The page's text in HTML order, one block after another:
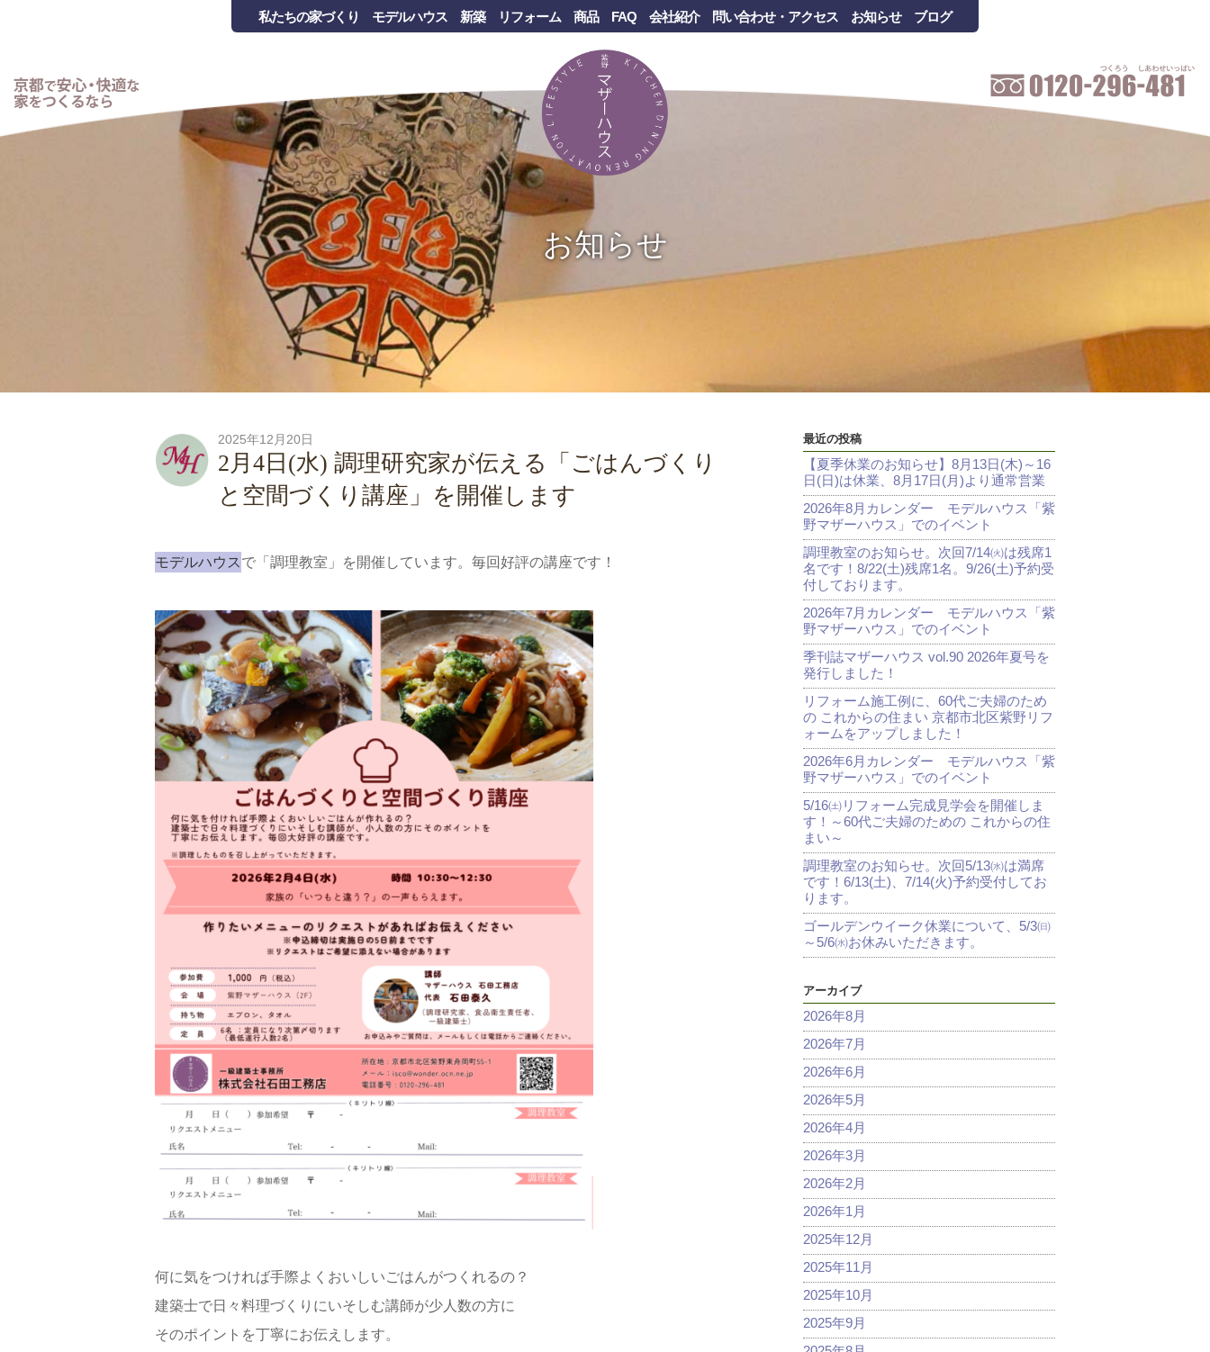
私たちの家づくり モデルハウス 新築 リフォーム 商品 FAQ 会社紹介 問い合わせ・アクセス お知らせ ブログ
お知らせ
2025年12月20日
2月4日(水) 調理研究家が伝える「ごはんづくり
と空間づくり講座」を開催します
モデルハウス で「調理教室」を開催しています。毎回好評の講座です！
何に気をつければ手際よくおいしいごはんがつくれるの？
建築士で日々料理づくりにいそしむ講師が少人数の方に
そのポイントを丁寧にお伝えします。
最近の投稿
【夏季休業のお知らせ】8月13日(木)～16
日(日)は休業、8月17日(月)より通常営業
2026年8月カレンダー モデルハウス「紫
野マザーハウス」でのイベント
調理教室のお知らせ。次回7/14㈫は残席1
名です！8/22(土)残席1名。9/26(土)予約受
付しております。
2026年7月カレンダー モデルハウス「紫
野マザーハウス」でのイベント
季刊誌マザーハウス vol.90 2026年夏号を
発行しました！
リフォーム施工例に、60代ご夫婦のため
の これからの住まい 京都市北区紫野リフ
ォームをアップしました！
2026年6月カレンダー モデルハウス「紫
野マザーハウス」でのイベント
5/16㈯リフォーム完成見学会を開催しま
す！～60代ご夫婦のための これからの住
まい～
調理教室のお知らせ。次回5/13㈬は満席
です！6/13(土)、7/14(火)予約受付してお
ります。
ゴールデンウイーク休業について、5/3㈰
～5/6㈬お休みいただきます。
アーカイブ
2026年8月
2026年7月
2026年6月
2026年5月
2026年4月
2026年3月
2026年2月
2026年1月
2025年12月
2025年11月
2025年10月
2025年9月